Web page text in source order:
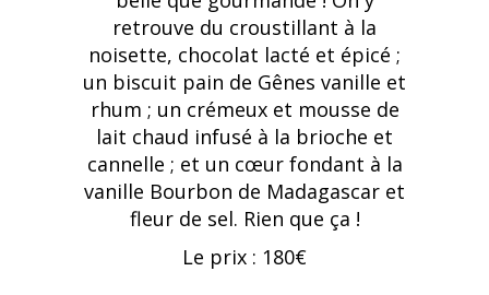
retrouve du croustillant à la
noisette, chocolat lacté et épicé ;
un biscuit pain de Gênes vanille et
rhum ; un crémeux et mousse de
lait chaud infusé à la brioche et
cannelle ; et un cœur fondant à la
vanille Bourbon de Madagascar et
fleur de sel. Rien que ça !
Le prix : 180€